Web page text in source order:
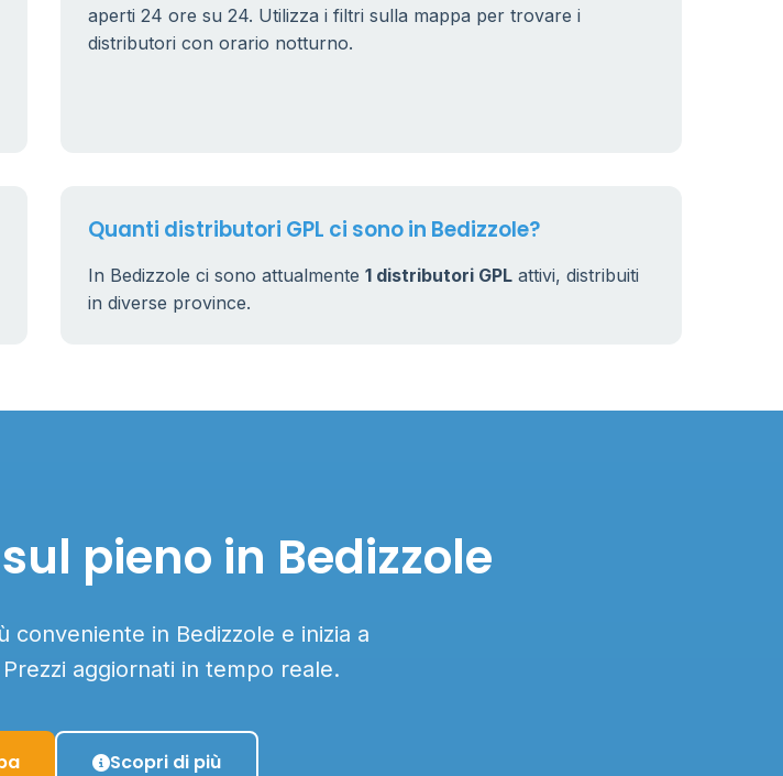
aperti 24 ore su 24. Utilizza i filtri sulla mappa per trovare i
distributori con orario notturno.
Quanti distributori GPL ci sono in Bedizzole?
In Bedizzole ci sono attualmente 1 distributori GPL attivi, distribuiti
in diverse province.
pieno in Bedizzole
conveniente in Bedizzole e inizia a
aggiornati in tempo reale.
Scopri di più